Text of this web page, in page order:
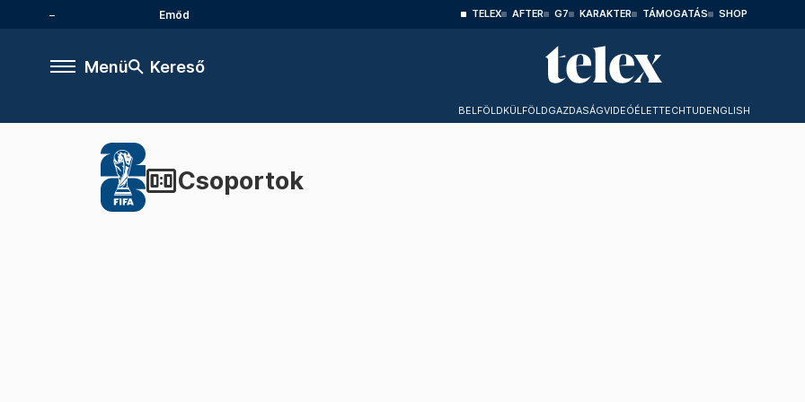
Emőd TELEX AFTER G7 KARAKTER TÁMOGATÁS SHOP
Menü Kereső
BELFÖLDKÜLFÖLDGAZDASÁGVIDEÓÉLETTECHTUDENGLISH
Csoportok